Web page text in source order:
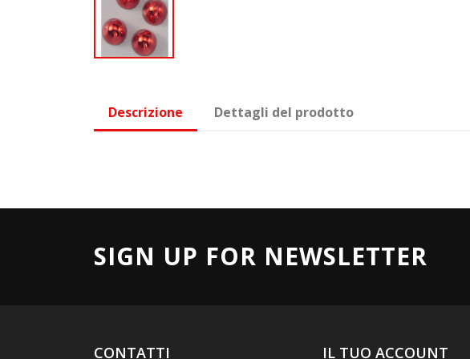
Descrizione Dettagli del prodotto
SIGN UP FOR NEWSLETTER
CONTATTI IL TUO ACCOUNT